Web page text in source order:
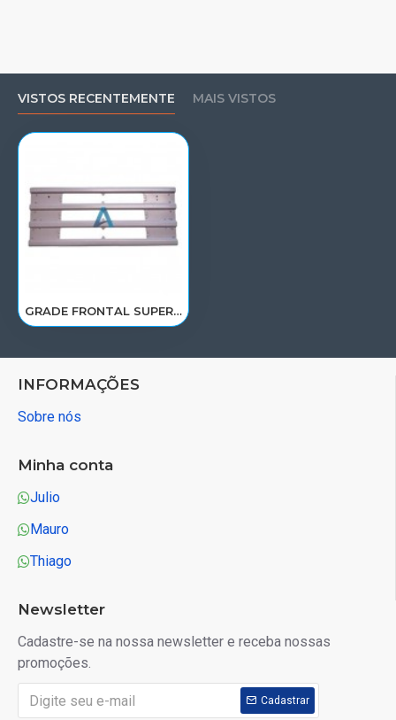
VISTOS RECENTEMENTE MAIS VISTOS
GRADE FRONTAL SUPERIOR SCANIA S4 124R 1397570
INFORMAÇÕES
Sobre nós
Minha conta
Julio
Mauro
Thiago
Newsletter
Cadastre-se na nossa newsletter e receba nossas
promoções.
Cadastrar